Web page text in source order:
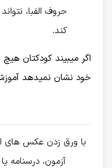
حروف الفبا،
کند.
اگر میبیند کودکتان هیچ
خود نشان نمیدهد
با ورق زدن عکس های
آزمون، درسنامه